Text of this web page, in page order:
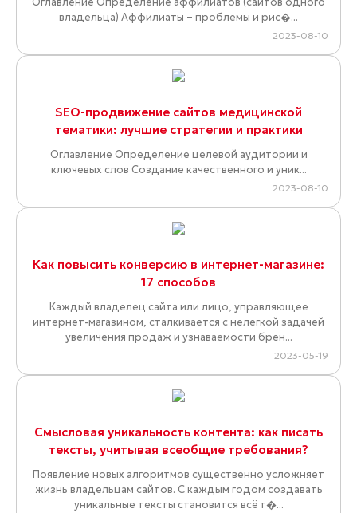
владельца) Аффилиаты – проблемы и рис�...
2023-08-10
SEO-продвижение сайтов медицинской
тематики: лучшие стратегии и практики
Оглавление Определение целевой аудитории и
ключевых слов Создание качественного и уник...
2023-08-10
Как повысить конверсию в интернет-магазине:
17 способов
Каждый владелец сайта или лицо, управляющее
интернет-магазином, сталкивается с нелегкой задачей
увеличения продаж и узнаваемости брен...
2023-05-19
Смысловая уникальность контента: как писать
тексты, учитывая всеобщие требования?
Появление новых алгоритмов существенно усложняет
жизнь владельцам сайтов. С каждым годом создавать
уникальные тексты становится всё т�...